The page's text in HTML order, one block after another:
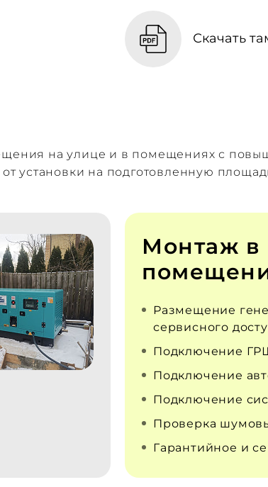
Скачать
на улице и в помещениях с
установки на подготовленную
Монтаж в
Размещение
сервисного
Подключение
Подключение
Подключение
Проверка
Гарантийное и